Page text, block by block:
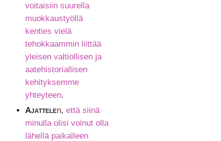
voitaisiin suurella
muokkaustyöllä
kenties vielä
tehokkaammin liittää
yleisen valtiollisen ja
aatehistoriallisen
kehityksemme
yhteyteen.
Ajattelen, että siinä
minulla olisi voinut olla
lähellä paikalleen